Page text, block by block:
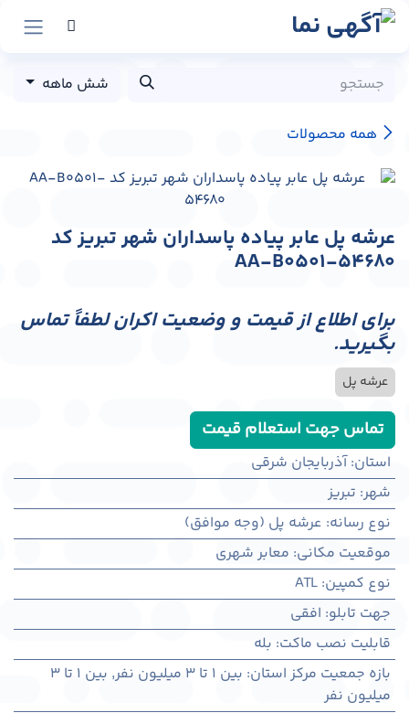
پرش به محتوا
همه محصولات
شش ماهه
عرشه پل عابر پیاده پاسداران شهر تبریز کد
AA-B0501-54680
برای اطلاع از قیمت و وضعیت اکران لطفاً تماس
بگیرید.
عرشه پل
تماس جهت استعلام قیمت
استان:آذربایجان شرقی
شهر: تبريز
نوع رسانه: عرشه پل (وجه موافق)
موقعیت مکانی: معابر شهری
نوع کمپین:
ATL
جهت تابلو: افقی
قابلیت نصب ماکت: بله
بازه جمعیت مرکز استان: بین ۱ تا ۳ میلیون نفر ,
بین ۱ تا ۳
میلیون نفر